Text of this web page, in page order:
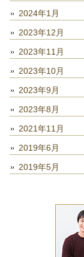
2024年1月
2023年12月
2023年11月
2023年10月
2023年9月
2023年8月
2021年11月
2019年6月
2019年5月